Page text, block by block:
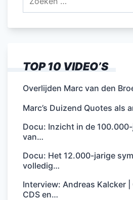
TOP 10 VIDEO’S
Overlijden Marc van den
Marc’s Duizend Quotes als
Docu: Inzicht in de
van…
Docu: Het 12.000-jarige
volledig…
Interview: Andreas Kalcker
CDS en…